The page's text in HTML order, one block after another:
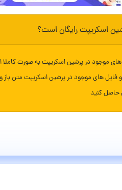
اسکریپت رایگان است؟
های موجود در پرشین اسکریپت به صورت
فایل های موجود در پرشین اسکریپت متن
حاصل کنید